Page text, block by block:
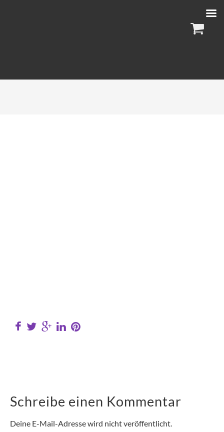
Schreibe einen Kommentar
Deine E-Mail-Adresse wird nicht veröffentlicht.